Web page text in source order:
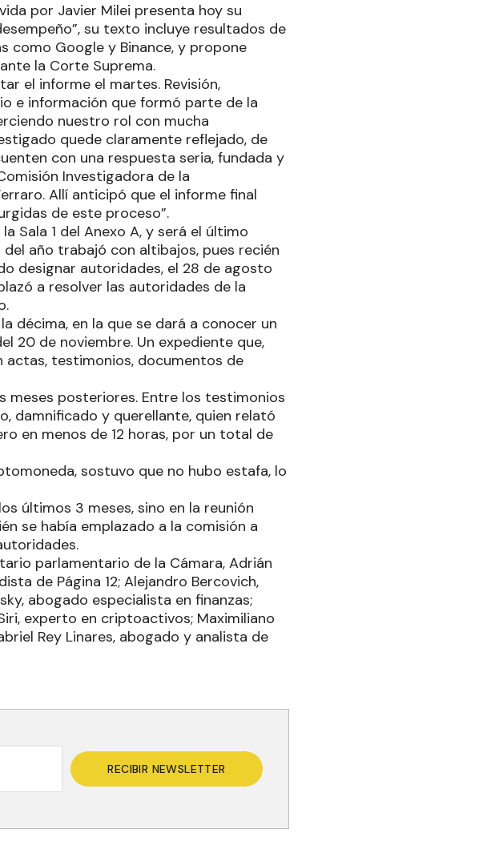
por Javier Milei presenta hoy su
su texto incluye resultados de
como Google y Binance, y propone
la Corte Suprema.
el informe el martes. Revisión,
e información que formó parte de la
nuestro rol con mucha
quede claramente reflejado, de
con una respuesta seria, fundada y
Investigadora de la
Allí anticipó que el informe final
de este proceso”.
Sala 1 del Anexo A, y será el último
año trabajó con altibajos, pues recién
designar autoridades, el 28 de agosto
a resolver las autoridades de la
décima, en la que se dará a conocer un
20 de noviembre. Un expediente que,
actas, testimonios, documentos de
posteriores. Entre los testimonios
damnificado y querellante, quien relató
en menos de 12 horas, por un total de
sostuvo que no hubo estafa, lo
últimos 3 meses, sino en la reunión
se había emplazado a la comisión a
parlamentario de la Cámara, Adrián
de Página 12; Alejandro Bercovich,
abogado especialista en finanzas;
experto en criptoactivos; Maximiliano
Rey Linares, abogado y analista de
RECIBIR NEWSLETTER